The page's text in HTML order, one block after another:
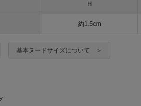
H
約1.5cm
基本ヌードサイズについて ＞